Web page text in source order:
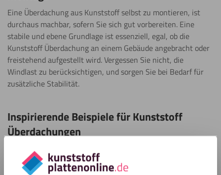
Eine Überdachung aus Kunststoff selbst zu montieren, ist
durchaus machbar, sofern Sie sich gut vorbereiten. Eine
stabile und ebene Grundlage ist essenziell, egal, ob die
Kunststoff Überdachung an einem Gebäude angebracht oder
freistehend aufgestellt wird. Vergessen Sie nicht, die
Windlast zu berücksichtigen, und sorgen Sie bei Bedarf für
zusätzliche Stabilität.
Inspirierende Beispiele für Kunststoff
Überdachungen
Hier finden Sie inspirierende Ideen für Überdachungen aus
Kunststoff in Gärten und auf Terrassen.